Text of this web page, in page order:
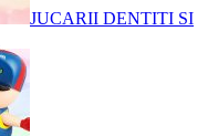
JUCARII DENTITI SI